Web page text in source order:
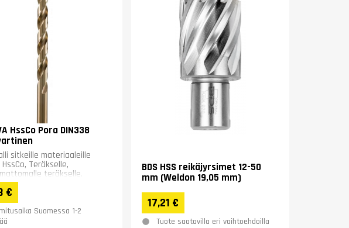
HssCo Pora DIN338
sitkeille materiaaleille
HssCo, Teräkselle,
teräkselle,
ei-rautametalleille ja...
€
Suomessa 1-2
BDS HSS reikäjyrsimet 12-50
mm (Weldon 19,05 mm)
17,21 €
Tuote saatavilla eri vaihtoehdoilla